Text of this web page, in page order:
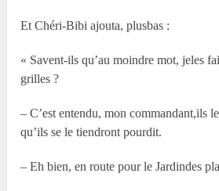
Et Chéri-Bibi ajouta, plusbas :
« Savent-ils qu’au moindre mot, jeles
grilles ?
– C’est entendu, mon commandant,ils
qu’ils se le tiendront pourdit.
– Eh bien, en route pour le Jardindes